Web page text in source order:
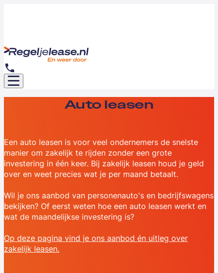
Auto leasen
Een auto leasen is voor veel ondernemers de snelste
manier om zakelijk te rijden zonder een grote
investering in één keer. Bij zakelijk leasen houd je geld
over en weet precies wat je per maand betaalt.
Wil je ons aanbod van personenauto's en bedrijfswagens
bekijken? Of eerst weten hoe een auto leasen werkt en
wat de maandelijkse investering is?
Op deze pagina vind je ons aanbod én uitleg over
zakelijk leasen.